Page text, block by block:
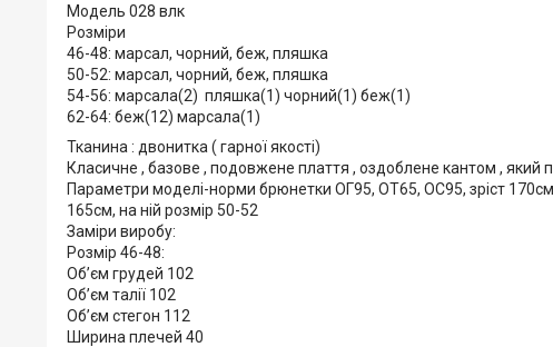
Модель 028 влк
Розміри
46-48: марсал, чорний, беж, пляшка
50-52: марсал, чорний, беж, пляшка
54-56: марсала(2) пляшка(1) чорний(1) беж(1)
62-64: беж(12) марсала(1)
Тканина : двонитка ( гарної якості)
Класичне , базове , подовжене плаття , оздоблене кантом , який
Параметри моделі-норми брюнетки ОГ95, ОТ65, ОС95, зріст
165см, на ній розмір 50-52
Заміри виробу:
Розмір 46-48:
Обʼєм грудей 102
Обʼєм талії 102
Обʼєм стегон 112
Ширина плечей 40